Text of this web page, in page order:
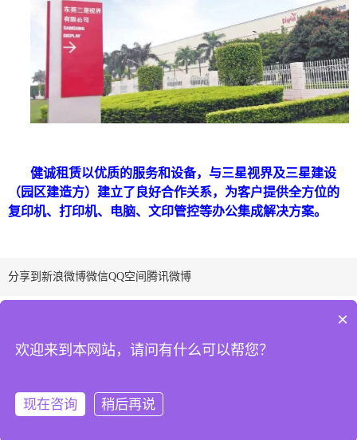
健诚租赁以优质的服务和设备，与三星视界及三星建设
（园区建造方）建立了良好合作关系，为客户提供全方位的
复印机、打印机、电脑、文印管控等办公集成解决方案。
分享到 新浪微博微信QQ空间 腾讯微博
周一至周日 08:00-24:00
长安、樟木头
×
欢迎来到本网站，请问有什么可以帮您？
现在咨询 稍后再说